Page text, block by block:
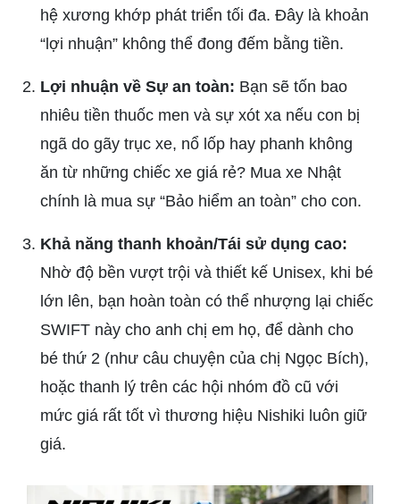
hệ xương khớp phát triển tối đa. Đây là khoản
“lợi nhuận” không thể đong đếm bằng tiền.
Lợi nhuận về Sự an toàn: Bạn sẽ tốn bao
nhiêu tiền thuốc men và sự xót xa nếu con bị
ngã do gãy trục xe, nổ lốp hay phanh không
ăn từ những chiếc xe giá rẻ? Mua xe Nhật
chính là mua sự “Bảo hiểm an toàn” cho con.
Khả năng thanh khoản/Tái sử dụng cao:
Nhờ độ bền vượt trội và thiết kế Unisex, khi bé
lớn lên, bạn hoàn toàn có thể nhượng lại chiếc
SWIFT này cho anh chị em họ, để dành cho
bé thứ 2 (như câu chuyện của chị Ngọc Bích),
hoặc thanh lý trên các hội nhóm đồ cũ với
mức giá rất tốt vì thương hiệu Nishiki luôn giữ
giá.